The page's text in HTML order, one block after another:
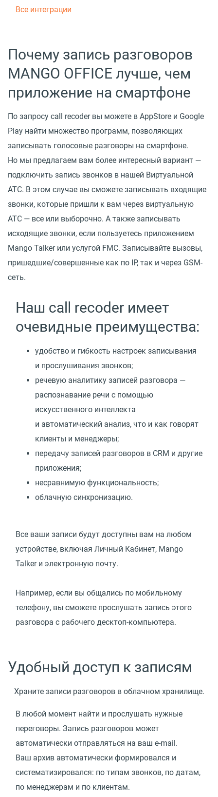
Все интеграции
Почему запись разговоров
MANGO OFFICE лучше, чем
приложение на смартфоне
По запросу call recoder вы можете в AppStore и Google
Play найти множество программ, позволяющих
записывать голосовые разговоры на смартфоне.
Но мы предлагаем вам более интересный вариант —
подключить запись звонков в нашей Виртуальной
АТС. В этом случае вы сможете записывать входящие
звонки, которые пришли к вам через виртуальную
АТС — все или выборочно. А также записывать
исходящие звонки, если пользуетесь приложением
Mango Talker или услугой FMC. Записывайте вызовы,
пришедшие/совершенные как по IP, так и через GSM-
сеть.
Наш call recoder имеет
очевидные преимущества:
удобство и гибкость настроек записывания
и прослушивания звонков;
речевую аналитику записей разговора —
распознавание речи с помощью
искусственного интеллекта
и автоматический анализ, что и как говорят
клиенты и менеджеры;
передачу записей разговоров в CRM и другие
приложения;
несравнимую функциональность;
облачную синхронизацию.
Все ваши записи будут доступны вам на любом
устройстве, включая Личный Кабинет, Mango
Talker и электронную почту.
Например, если вы общались по мобильному
телефону, вы сможете прослушать запись этого
разговора с рабочего десктоп-компьютера.
Удобный доступ к записям
Храните записи разговоров в облачном хранилище.
В любой момент найти и прослушать нужные
переговоры. Запись разговоров может
автоматически отправляться на ваш e-mail.
Ваш архив автоматически формировался и
систематизировался: по типам звонков, по датам,
по менеджерам и по клиентам.